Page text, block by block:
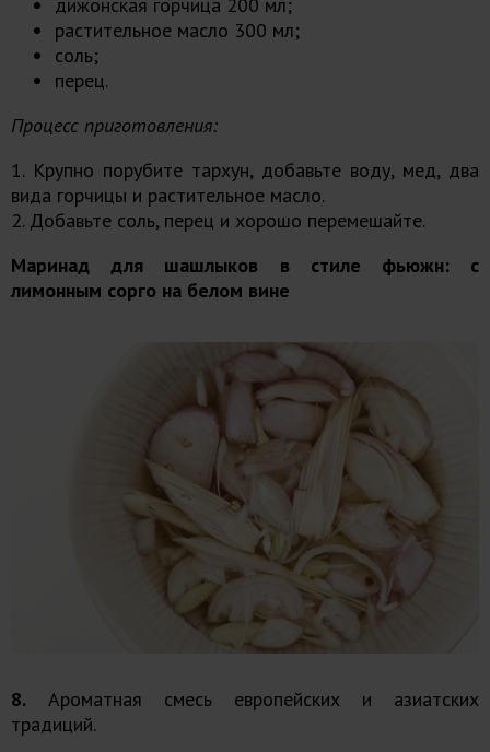
растительное масло 300 мл;
соль;
перец.
Процесс приготовления:
1. Крупно порубите тархун, добавьте воду, мед, два
вида горчицы и растительное масло.
2. Добавьте соль, перец и хорошо перемешайте.
Маринад для шашлыков в стиле фьюжн: с
лимонным сорго на белом вине
8. Ароматная смесь европейских и азиатских
традиций.